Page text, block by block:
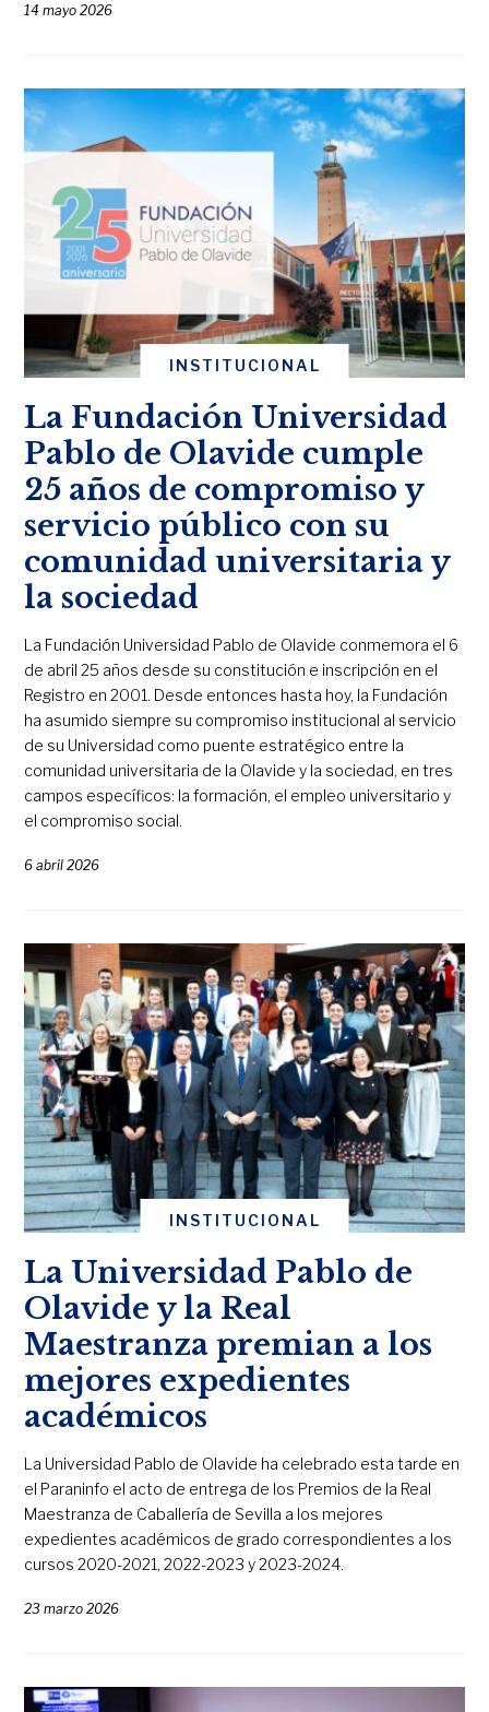
14 mayo 2026
INSTITUCIONAL
La Fundación Universidad
Pablo de Olavide cumple
25 años de compromiso y
servicio público con su
comunidad universitaria y
la sociedad
La Fundación Universidad Pablo de Olavide conmemora el 6
de abril 25 años desde su constitución e inscripción en el
Registro en 2001. Desde entonces hasta hoy, la Fundación
ha asumido siempre su compromiso institucional al servicio
de su Universidad como puente estratégico entre la
comunidad universitaria de la Olavide y la sociedad, en tres
campos específicos: la formación, el empleo universitario y
el compromiso social.
6 abril 2026
INSTITUCIONAL
La Universidad Pablo de
Olavide y la Real
Maestranza premian a los
mejores expedientes
académicos
La Universidad Pablo de Olavide ha celebrado esta tarde en
el Paraninfo el acto de entrega de los Premios de la Real
Maestranza de Caballería de Sevilla a los mejores
expedientes académicos de grado correspondientes a los
cursos 2020-2021, 2022-2023 y 2023-2024.
23 marzo 2026